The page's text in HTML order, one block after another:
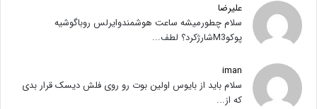
علیرضا
سلام چطورمیشه ساعت هوشمندوایرلس روباگوشیه
پوکوM3شارژکرد؟ لطف...
iman
سلام باید از بایوس اولین بوت رو روی فلش دیسک قرار بدی
که از...